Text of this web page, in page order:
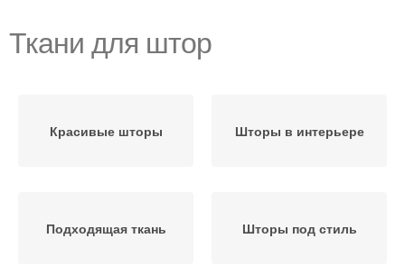
Ткани для штор
Красивые шторы Шторы в интерьере
Подходящая ткань Шторы под стиль